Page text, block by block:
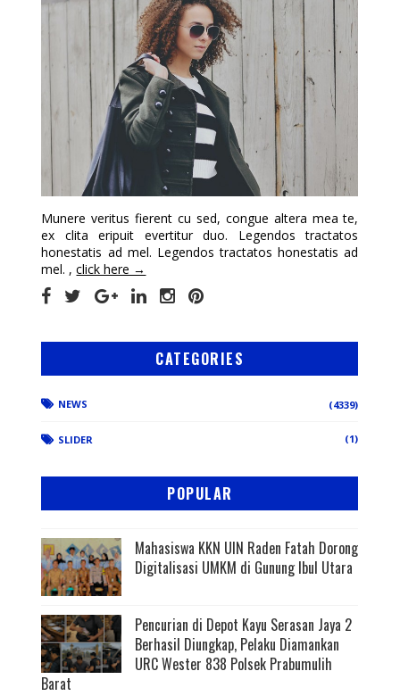
Munere veritus fierent cu sed, congue altera mea te,
ex clita eripuit evertitur duo. Legendos tractatos
honestatis ad mel. Legendos tractatos honestatis ad
mel. ,click here →
CATEGORIES
NEWS (4339)
SLIDER (1)
POPULAR
Mahasiswa KKN UIN Raden Fatah Dorong
Digitalisasi UMKM di Gunung Ibul Utara
Pencurian di Depot Kayu Serasan Jaya 2
Berhasil Diungkap, Pelaku Diamankan
URC Wester 838 Polsek Prabumulih
Barat